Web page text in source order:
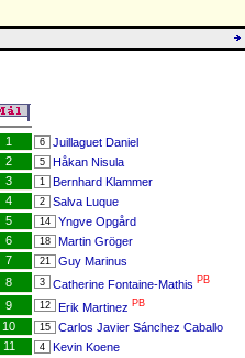
1 6 Juillaguet Daniel
2 5 Håkan Nisula
3 1 Bernhard Klammer
4 2 Salva Luque
5 14 Yngve Opgård
6 18 Martin Gröger
7 21 Guy Marinus
8 3 Catherine Fontaine-Mathis PB
9 12 Erik Martinez PB
10 15 Carlos Javier Sánchez Caballo
11 4 Kevin Koene